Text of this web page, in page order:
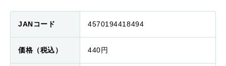
JANコード 4570194418494
価格（税込） 440円